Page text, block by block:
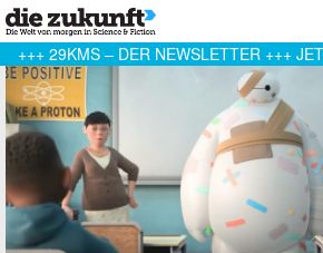
+++ 29KMS – DER NEWSLETTER +++